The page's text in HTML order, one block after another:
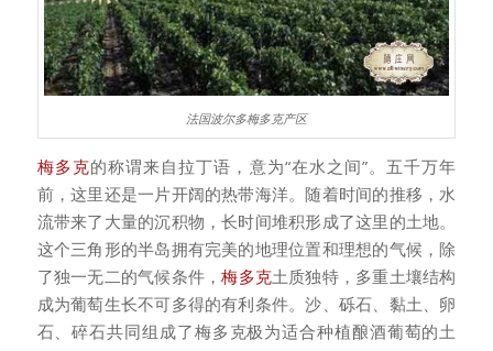
法国波尔多梅多克产区
梅多克的称谓来自拉丁语，意为“在水之间”。五千万年
前，这里还是一片开阔的热带海洋。随着时间的推移，水
流带来了大量的沉积物，长时间堆积形成了这里的土地。
这个三角形的半岛拥有完美的地理位置和理想的气候，除
了独一无二的气候条件，梅多克土质独特，多重土壤结构
成为葡萄生长不可多得的有利条件。沙、砾石、黏土、卵
石、碎石共同组成了梅多克极为适合种植酿酒葡萄的土